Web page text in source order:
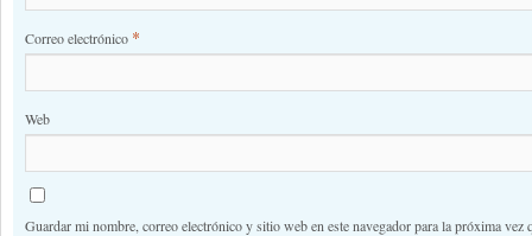
Correo electrónico *
Web
Guardar mi nombre, correo electrónico y sitio web en este navegador para la próxima vez